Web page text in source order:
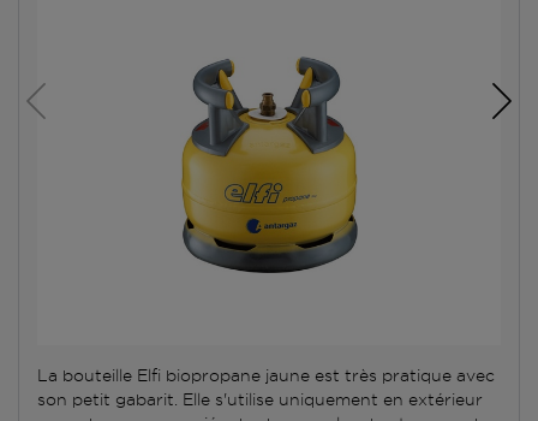
La bouteille Elfi biopropane jaune est très pratique avec
son petit gabarit. Elle s'utilise uniquement en extérieur